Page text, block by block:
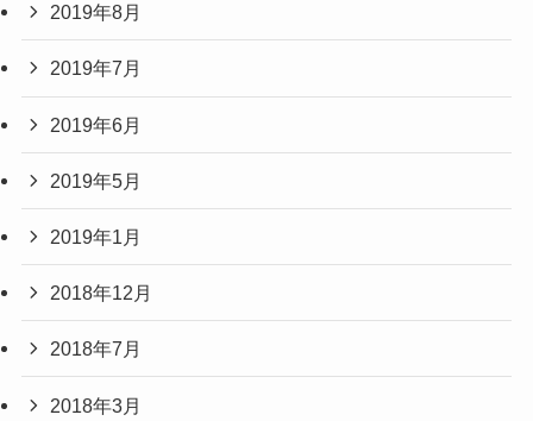
2019年8月
2019年7月
2019年6月
2019年5月
2019年1月
2018年12月
2018年7月
2018年3月